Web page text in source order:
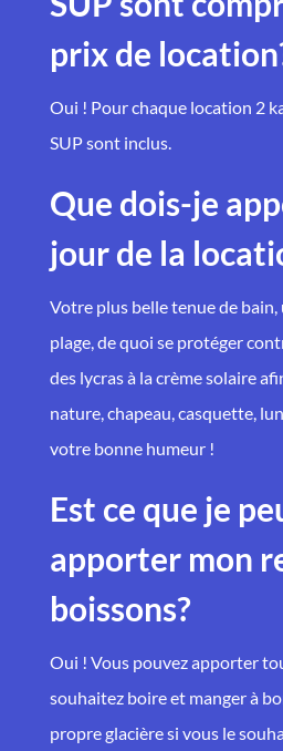
prix de
Oui ! Pour chaque location 2
SUP sont inclus.
Que dois-je
jour de la
Votre plus belle tenue de
plage, de quoi se protéger
des lycras à la crème solaire
nature, chapeau, casquette,
votre bonne humeur !
Est ce que je
apporter mon
boissons?
Oui ! Vous pouvez apporter
souhaitez boire et manger à
propre glacière si vous le